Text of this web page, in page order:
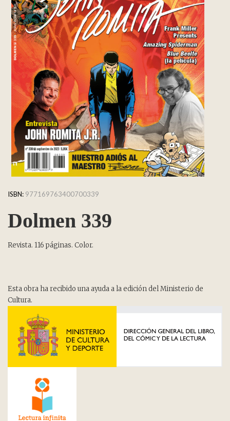
ISBN: 977169763400700339
Dolmen 339
Revista. 116 páginas. Color.
Esta obra ha recibido una ayuda a la edición del Ministerio de
Cultura.